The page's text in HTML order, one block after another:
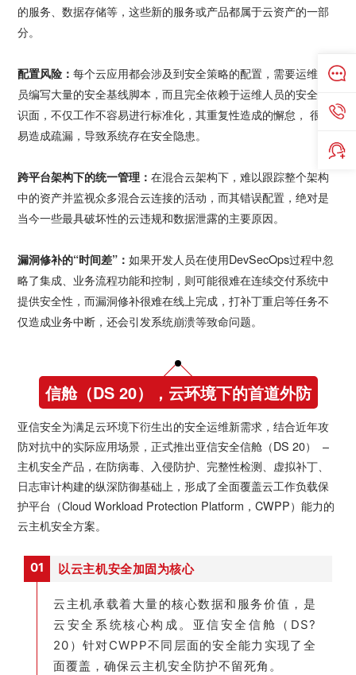
的服务、数据存储等，这些新的服务或产品都属于云资产的一部
分。
配置风险：每个云应用都会涉及到安全策略的配置，需要运维人
员编写大量的安全基线脚本，而且完全依赖于运维人员的安全知
识面，不仅工作不容易进行标准化，其重复性造成的懈怠， 很容
易造成疏漏，导致系统存在安全隐患。
跨平台架构下的统一管理：在混合云架构下，难以跟踪整个架构
中的资产并监视众多混合云连接的活动，而其错误配置，绝对是
当今一些最具破坏性的云违规和数据泄露的主要原因。
漏洞修补的“时间差”：如果开发人员在使用DevSecOps过程中忽
略了集成、业务流程功能和控制，则可能很难在连续交付系统中
提供安全性，而漏洞修补很难在线上完成，打补丁重启等任务不
仅造成业务中断，还会引发系统崩溃等致命问题。
信舱（DS 20），云环境下的首道外防
亚信安全为满足云环境下衍生出的安全运维新需求，结合近年攻
防对抗中的实际应用场景，正式推出亚信安全信舱（DS 20） –
主机安全产品，在防病毒、入侵防护、完整性检测、虚拟补丁、
日志审计构建的纵深防御基础上，形成了全面覆盖云工作负载保
护平台（Cloud Workload Protection Platform，CWPP）能力的
云主机安全方案。
01 以云主机安全加固为核心
云主机承载着大量的核心数据和服务价值，是
云安全系统核心构成。亚信安全信舱（DS?
20）针对CWPP不同层面的安全能力实现了全
面覆盖，确保云主机安全防护不留死角。